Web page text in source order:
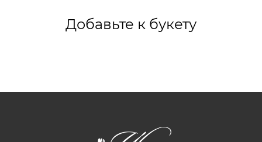
Добавьте к букету